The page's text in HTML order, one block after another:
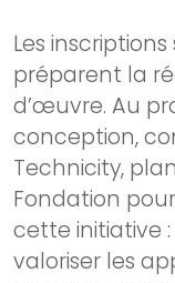
Les
préparent la
d’œuvre. Au
conception,
Technicity,
Fondation
cette initiative
valoriser les